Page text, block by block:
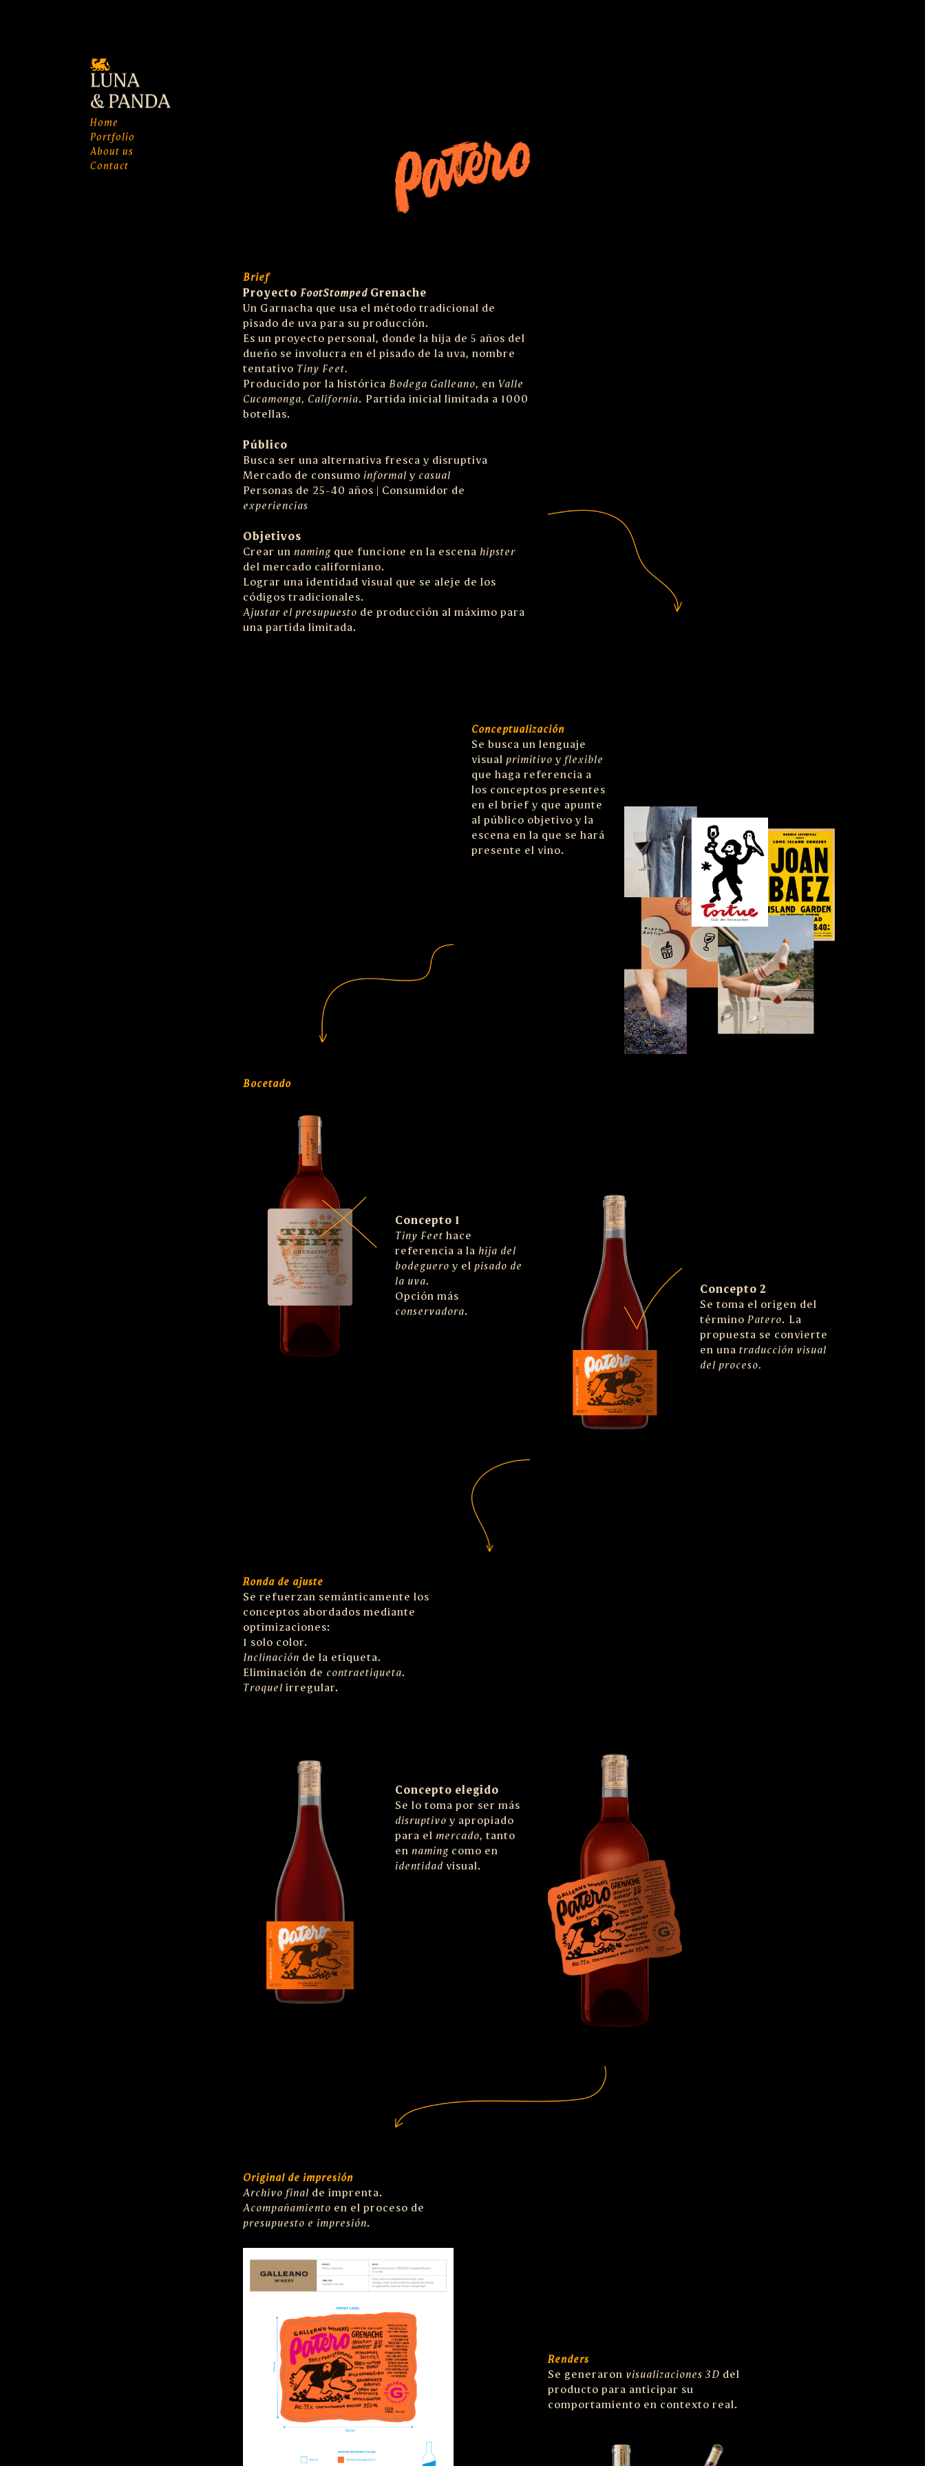
Home
Portfolio
About us
Contact
Brief
Proyecto FootStompedGrenache
Un Garnacha que usa el método tradicional de
pisado de uva para su producción.
Es un proyecto personal, donde la hija de 5 años del
dueño se involucra en el pisado de la uva, nombre
tentativo Tiny Feet.
Producido por la histórica Bodega Galleano, en Valle
Cucamonga, California. Partida inicial limitada a 1000
botellas.
Público
Busca ser una alternativa fresca y disruptiva
Mercado de consumo informal y casual
Personas de 25-40 años | Consumidor de
experiencias
Objetivos
Crear un naming que funcione en la escena hipster
del mercado californiano.
Lograr una identidad visual que se aleje de los
códigos tradicionales.
Ajustar el presupuesto de producción al máximo para
una partida limitada.
Conceptualización
Se busca un lenguaje
visual primitivo y flexible
que haga referencia a
los conceptos presentes
en el brief y que apunte
al público objetivo y la
escena en la que se hará
presente el vino.
Bocetado
Concepto 1
Tiny Feethace
referencia a lahija del
bodeguero y el pisado de
la uva.
Opción más
conservadora.
Concepto 2
Se toma el origen del
términoPatero. La
propuesta se convierte
en unatraducción visual
del proceso.
Ronda de ajuste
Se refuerzan semánticamente los
conceptos abordados mediante
optimizaciones:
1 solo color.
Inclinación de la etiqueta.
Eliminación de contraetiqueta.
Troquel irregular.
Concepto elegido
Se lo toma por ser más
disruptivo y apropiado
para el mercado, tanto
en naming como en
identidadvisual.
Original de impresión
Archivo final de imprenta.
Acompañamiento en el proceso de
presupuesto e impresión.
Renders
Se generaron visualizaciones 3D del
producto para anticipar su
comportamiento en contexto real.